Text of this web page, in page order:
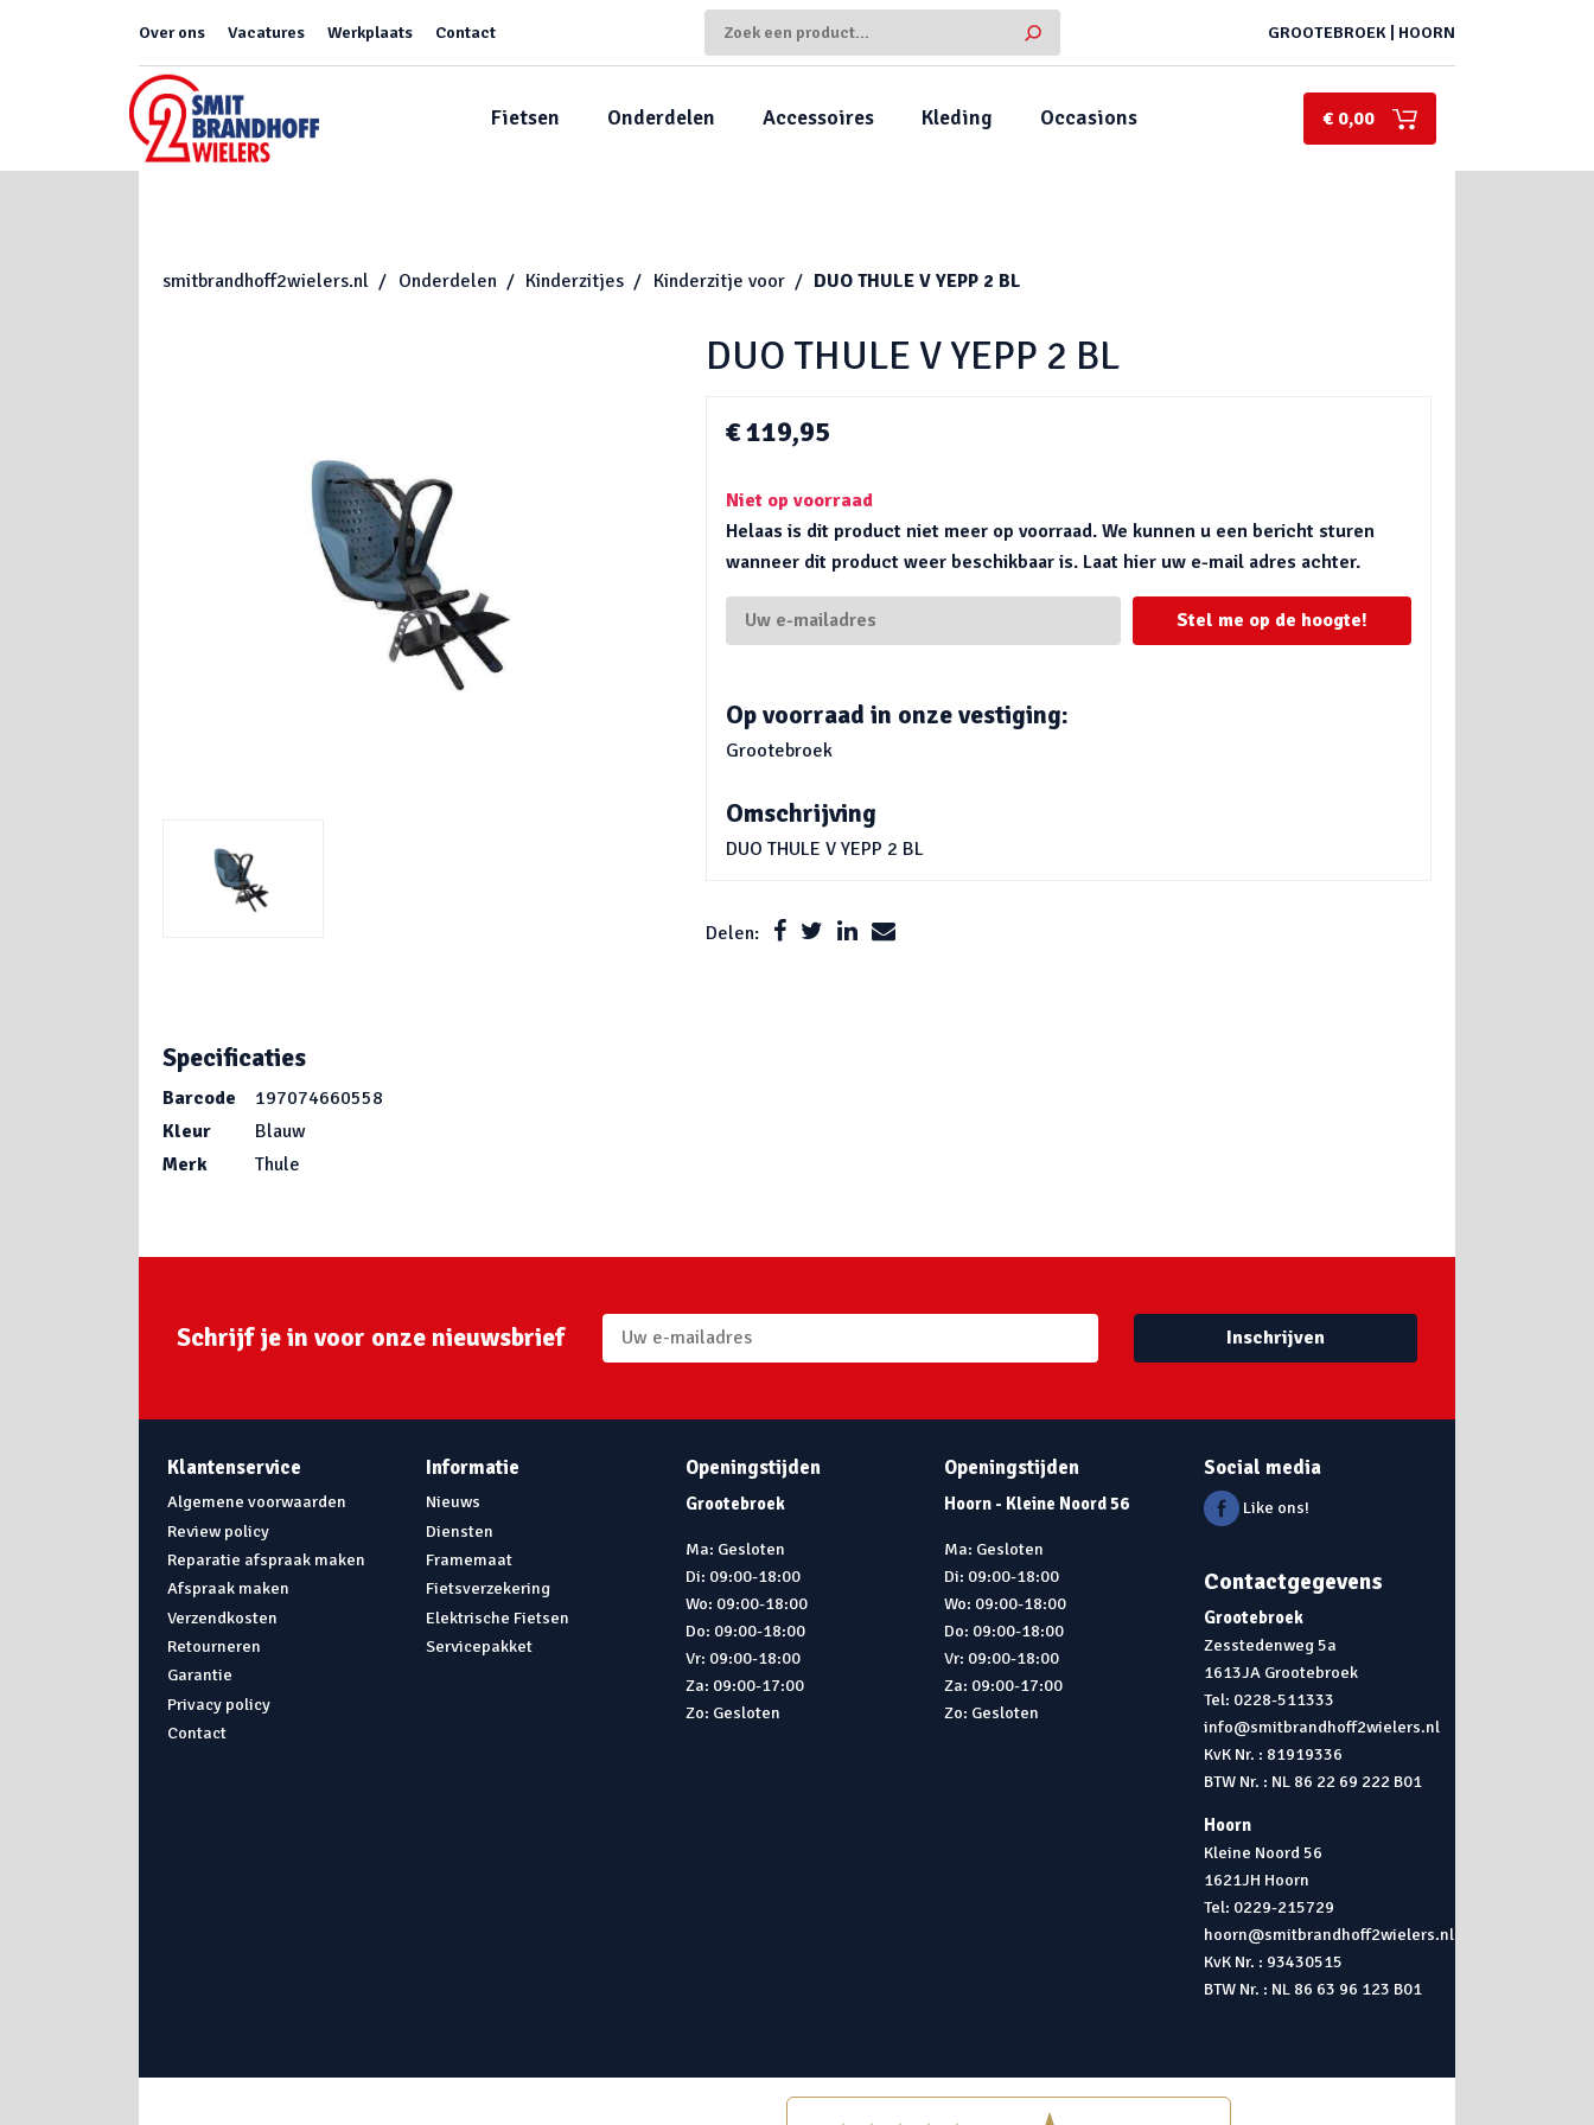
Over ons Vacatures Werkplaats Contact GROOTEBROEK | HOORN
Fietsen Onderdelen Accessoires Kleding Occasions € 0,00
smitbrandhoff2wielers.nl Onderdelen Kinderzitjes Kinderzitje voor DUO THULE V YEPP 2 BL
DUO THULE V YEPP 2 BL
€ 119,95
Niet op voorraad
Helaas is dit product niet meer op voorraad. We kunnen u een bericht sturen
wanneer dit product weer beschikbaar is. Laat hier uw e-mail adres achter.
Stel me op de hoogte!
Op voorraad in onze vestiging:
Grootebroek
Omschrijving
DUO THULE V YEPP 2 BL
Delen:
Specificaties
Barcode
197074660558
Kleur
Blauw
Merk
Thule
Schrijf je in voor onze nieuwsbrief Inschrijven
Klantenservice
Algemene voorwaarden
Review policy
Reparatie afspraak maken
Afspraak maken
Verzendkosten
Retourneren
Garantie
Privacy policy
Contact
Informatie
Nieuws
Diensten
Framemaat
Fietsverzekering
Elektrische Fietsen
Servicepakket
Openingstijden
Grootebroek
Ma: Gesloten
Di: 09:00-18:00
Wo: 09:00-18:00
Do: 09:00-18:00
Vr: 09:00-18:00
Za: 09:00-17:00
Zo: Gesloten
Openingstijden
Hoorn - Kleine Noord 56
Ma: Gesloten
Di: 09:00-18:00
Wo: 09:00-18:00
Do: 09:00-18:00
Vr: 09:00-18:00
Za: 09:00-17:00
Zo: Gesloten
Social media
Like ons!
Contactgegevens
Grootebroek
Zesstedenweg 5a
1613JA Grootebroek
Tel: 0228-511333
info@smitbrandhoff2wielers.nl
KvK Nr. : 81919336
BTW Nr. : NL 86 22 69 222 B01
Hoorn
Kleine Noord 56
1621JH Hoorn
Tel: 0229-215729
hoorn@smitbrandhoff2wielers.nl
KvK Nr. : 93430515
BTW Nr. : NL 86 63 96 123 B01